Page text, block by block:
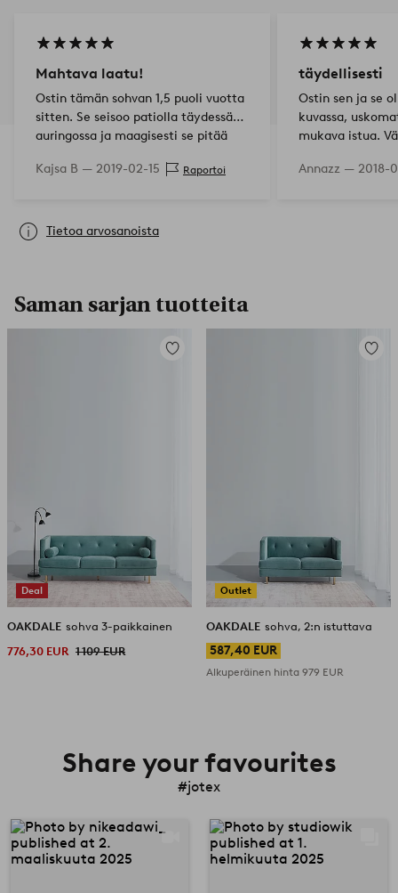
Mahtava laatu!
Ostin tämän sohvan 1,5 puoli vuotta
sitten. Se seisoo patiolla täydessä
auringossa ja maagisesti se pitää
Lisäksi se on ihan yhtä kiva kuin
Kajsa B — 2019-02-15 Raportoi
täydellisesti
Ostin sen ja se
kuvassa,
mukava istua.
rahalle
Annazz — 2018-
Tietoa arvosanoista
Saman sarjan tuotteita
Deal
Lisää
OAKDALE sohva 3-paikkainen
776,30 EUR 1 109 EUR
Outlet
Lisää
OAKDALE sohva, 2:n istuttava
587,40 EUR
Alkuperäinen hinta 979 EUR
Share your favourites
#jotex